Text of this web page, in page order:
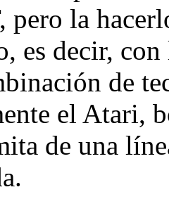
pero la
es decir,
de
el Atari,
de una